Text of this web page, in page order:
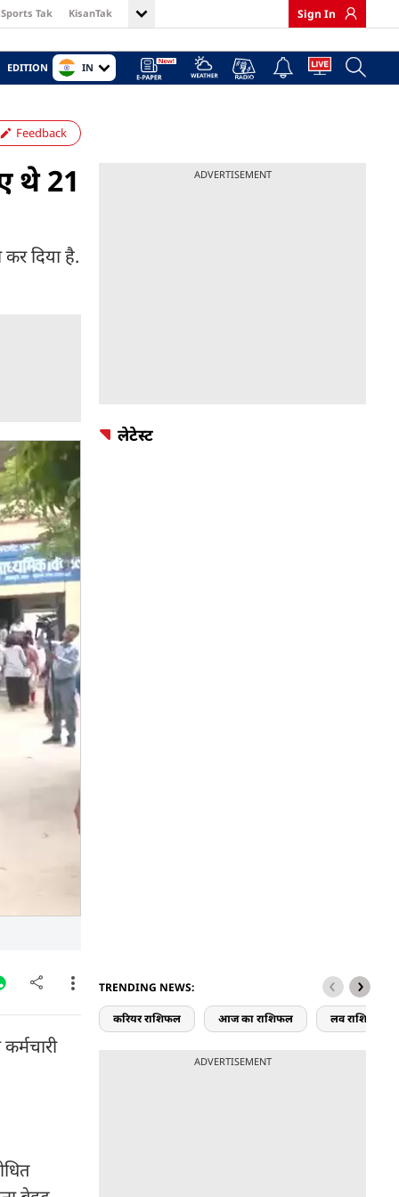
Sports Tak KisanTak Sign In
EDITION IN
Feedback
थे 21
कर दिया है.
ADVERTISEMENT
लेटेस्ट
TRENDING NEWS:
करियर राशिफल आज का राशिफल लव राशिफल
ADVERTISEMENT